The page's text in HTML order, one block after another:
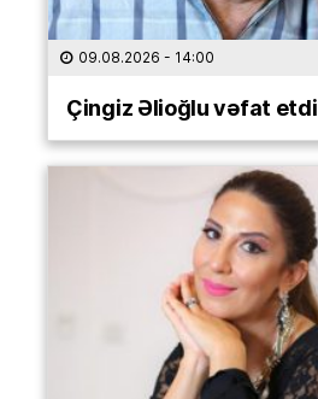
09.08.2026 - 14:00
Çingiz Əlioğlu vəfat etdi